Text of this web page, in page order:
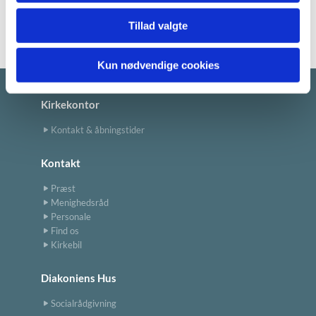
Tillad valgte
Kun nødvendige cookies
Kirkekontor
Kontakt & åbningstider
Kontakt
Præst
Menighedsråd
Personale
Find os
Kirkebil
Diakoniens Hus
Socialrådgivning